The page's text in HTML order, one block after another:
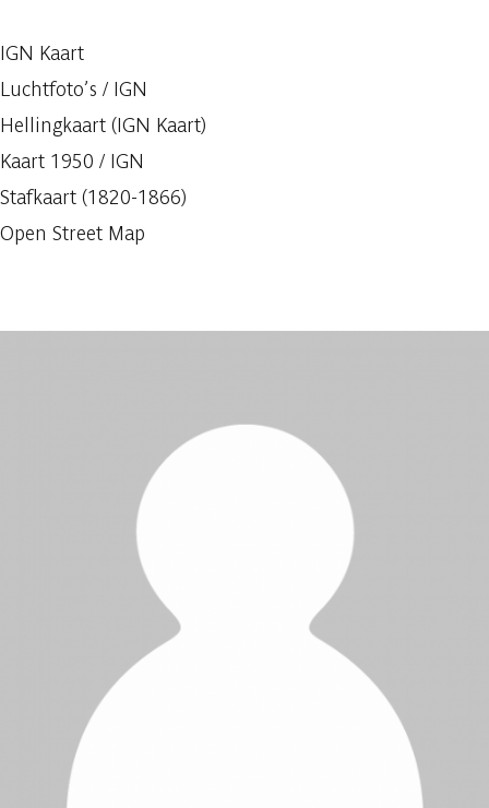
IGN Kaart
Luchtfoto’s / IGN
Hellingkaart (IGN Kaart)
Kaart 1950 / IGN
Stafkaart (1820-1866)
Open Street Map